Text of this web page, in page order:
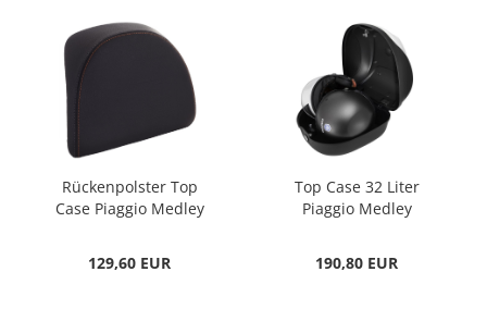
Rückenpolster Top
Case Piaggio Medley
129,60 EUR
Top Case 32 Liter
Piaggio Medley
190,80 EUR